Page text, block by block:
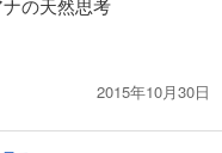
2015年10月30日